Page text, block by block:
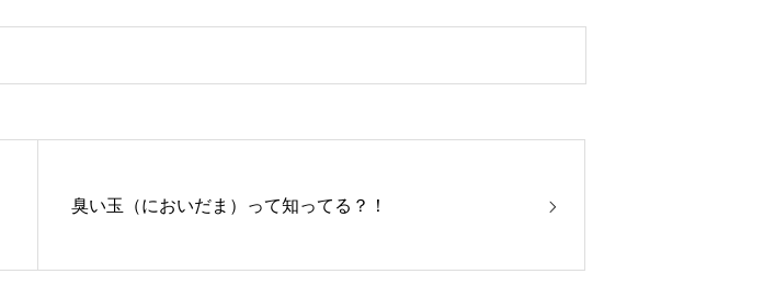
臭い玉（においだま）って知ってる？！